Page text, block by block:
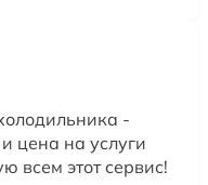
-
цена на услуги
всем этот сервис!